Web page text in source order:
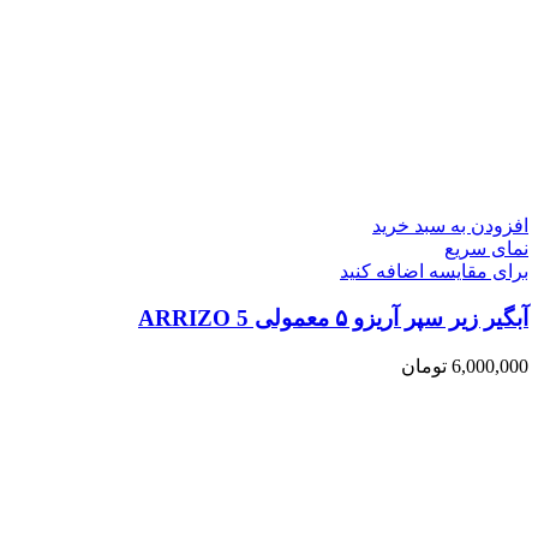
افزودن به سبد خرید
نمای سریع
برای مقایسه اضافه کنید
آبگیر زیر سپر آریزو ۵ معمولی ARRIZO 5
6,000,000 تومان